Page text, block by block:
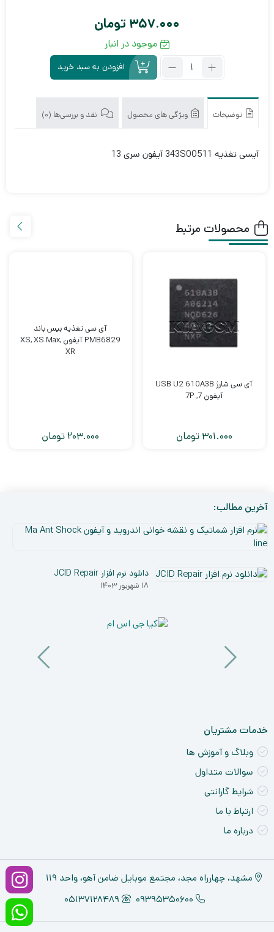
357.000 تومان
موجود در انبار
تعداد:
343S00511
13
افزودن به سبد خرید
توضیحات ویژگی های محصول نقد و بررسی‌ها (0)
آیسی تغذیه 343S00511 آیفون سری 13
محصولات مرتبط
آی سی شارژ USB U2 610A3B
آیفون 7, 7P
301.000 تومان
آی سی تغذیه بیس باند
PMB6829 آیفون XS, XS Max,
XR
203.000 تومان
آخرین مطالب:
دانلود نرم افزار JCID Repair
۱۸ شهریور ۱۴۰۳
خدمات مشتریان
وبلاگ و آموزش ها
سوالات متداول
شرایط گارانتی
ارتباط با ما
درباره ما
مشهد، چهارراه مجد، مجتمع موبایل ضامن آهو، واحد ۱۱۹
09395350600
05137128489